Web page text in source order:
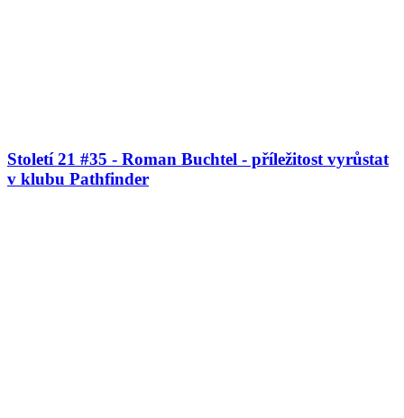
Století 21 #35 - Roman Buchtel - příležitost vyrůstat
v klubu Pathfinder